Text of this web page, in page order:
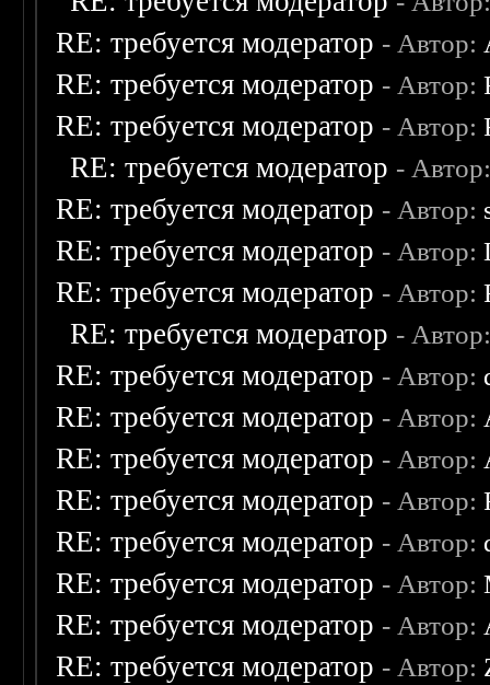
RE: требуется модератор - Автор:
RE: требуется модератор - Автор:
RE: требуется модератор - Автор:
RE: требуется модератор -
RE: требуется модератор - Автор:
RE: требуется модератор - Автор:
RE: требуется модератор - Автор:
RE: требуется модератор -
RE: требуется модератор - Автор:
RE: требуется модератор - Автор:
RE: требуется модератор - Автор:
RE: требуется модератор - Автор:
RE: требуется модератор - Автор:
RE: требуется модератор - Автор:
RE: требуется модератор - Автор:
RE: требуется модератор - Автор: